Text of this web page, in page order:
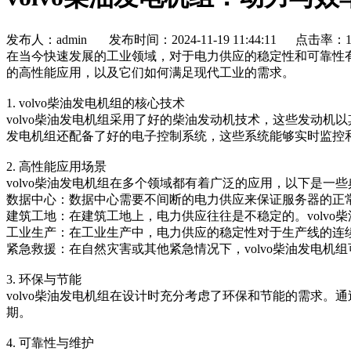
发布人：admin 发布时间：2024-11-19 11:44:11 点击率：
在当今快速发展的工业领域，对于电力供应的稳定性和可靠性
的高性能应用，以及它们如何满足现代工业的需求。
1. volvo柴油发电机组的核心技术
volvo柴油发电机组采用了好的柴油发动机技术，这些发动机
发电机组还配备了好的电子控制系统，这些系统能够实时监
2. 高性能应用场景
volvo柴油发电机组在多个领域都有着广泛的应用，以下是一
数据中心：数据中心需要不间断的电力供应来保证服务器的
建筑工地：在建筑工地上，电力供应往往是不稳定的。volvo
工业生产：在工业生产中，电力供应的稳定性对于生产线的
紧急救援：在自然灾害或其他紧急情况下，volvo柴油发电机
3. 环保与节能
volvo柴油发电机组在设计时充分考虑了环保和节能的需求。
期。
4. 可靠性与维护